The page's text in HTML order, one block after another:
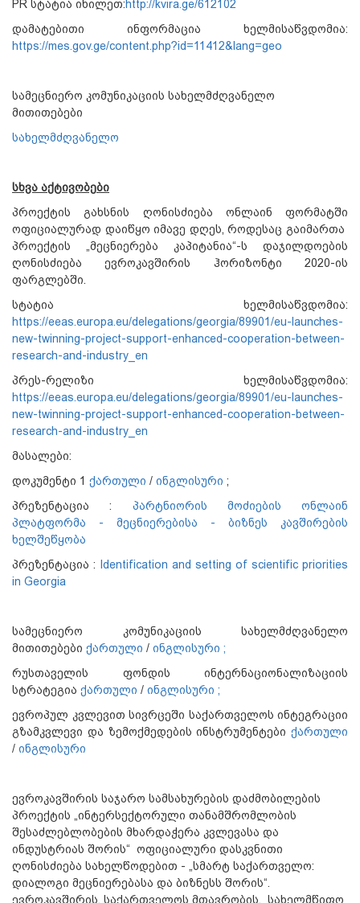
PR სტატია იხილეთ:http://kvira.ge/612102
დამატებითი ინფორმაცია ხელმისაწვდომია:
https://mes.gov.ge/content.php?id=11412&lang=geo
სამეცნიერო კომუნიკაციის სახელმძღვანელო
მითითებები
სახელმძღვანელო
სხვა აქტივობები
პროექტის გახსნის ღონისძიება ონლაინ ფორმატში
ოფიციალურად დაიწყო იმავე დღეს, როდესაც გაიმართა
პროექტის „მეცნიერება კაპიტანია“-ს დაჯილდოების
ღონისძიება ევროკავშირის ჰორიზონტი 2020-ის
ფარგლებში.
სტატია ხელმისაწვდომია:
https://eeas.europa.eu/delegations/georgia/89901/eu-launches-
new-twinning-project-support-enhanced-cooperation-between-
research-and-industry_en
პრეს-რელიზი ხელმისაწვდომია:
https://eeas.europa.eu/delegations/georgia/89901/eu-launches-
new-twinning-project-support-enhanced-cooperation-between-
research-and-industry_en
მასალები:
დოკუმენტი 1 ქართული / ინგლისური ;
პრეზენტაცია : პარტნიორის მოძიების ონლაინ
პლატფორმა - მეცნიერებისა - ბიზნეს კავშირების
ხელშეწყობა
პრეზენტაცია :
Identification and setting of scientific priorities
in Georgia
სამეცნიერო კომუნიკაციის სახელმძღვანელო
მითითებები ქართული / ინგლისური ;
რუსთაველის ფონდის ინტერნაციონალიზაციის
სტრატეგია ქართული / ინგლისური ;
ევროპულ კვლევით სივრცეში საქართველოს ინტეგრაციი
გზამკვლევი და ზემოქმედების ინსტრუმენტები ქართული
/ ინგლისური
ევროკავშირის საჯარო სამსახურების დაძმობილების
პროექტის „ინტერსექტორული თანამშრომლობის
შესაძლებლობების მხარდაჭერა კვლევასა და
ინდუსტრიას შორის“ ოფიციალური დასკვნითი
ღონისძიება სახელწოდებით - „სმარტ საქართველო:
დიალოგი მეცნიერებასა და ბიზნესს შორის“.
ევროკავშირის, საქართველოს მთავრობის, სახელმწიფო